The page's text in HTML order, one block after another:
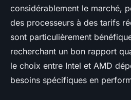
considérablement le marché,
des processeurs à des tarifs
sont particulièrement
recherchant un bon rapport
le choix entre Intel et AMD
besoins spécifiques en